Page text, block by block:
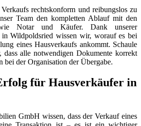
rechtskonform und reibungslos zu
Team den kompletten Ablauf mit den
Notar und Käufer. Dank unserer
Wildpoldsried wissen wir, worauf es bei
eines Hausverkaufs ankommt. Schaule
dass alle notwendigen Dokumente korrekt
der Organisation der Übergabe.
für Hausverkäufer in
GmbH wissen, dass der Verkauf eines